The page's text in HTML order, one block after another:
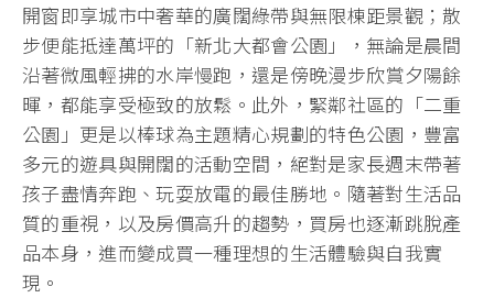
開窗即享城市中奢華的廣闊綠帶與無限棟距景觀；散
步便能抵達萬坪的「新北大都會公園」，無論是晨間
沿著微風輕拂的水岸慢跑，還是傍晚漫步欣賞夕陽餘
暉，都能享受極致的放鬆。此外，緊鄰社區的「二重
公園」更是以棒球為主題精心規劃的特色公園，豐富
多元的遊具與開闊的活動空間，絕對是家長週末帶著
孩子盡情奔跑、玩耍放電的最佳勝地。隨著對生活品
質的重視，以及房價高升的趨勢，買房也逐漸跳脫產
品本身，進而變成買一種理想的生活體驗與自我實
現。